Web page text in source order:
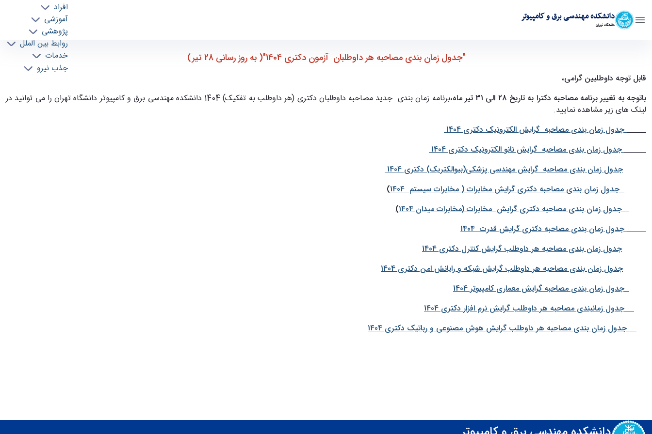
دانشکده مهندسی برق و کامپیوتر
دانشگاه تهران
افراد
آموزشی
پژوهشی
روابط بین الملل
خدمات
جذب نیرو
جدول زمان بندی مصاحبه هر داوطلب آزمون دکتری 1404 - به روز رسانی 28 تیر ماه 1404 - ece- دانشکده مهندسی برق و کامپیوتر"جدول زمان بندی مصاحبه هر داوطلبان آزمون دکتری 1404"( به روز رسانی 28 تیر)
قابل توجه داوطلبین گرامی،
باتوجه به تغییر برنامه مصاحبه دکترا به تاریخ 28 الی 31 تیر ماه،
برنامه زمان بندی جدید مصاحبه داوطلبان دکتری (هر داوطلب به تفکیک) 1404 دانشکده مهندسی برق و کامپیوتر دانشگاه تهران را می توانید در
لینک های زیر مشاهده نمایید.
جدول زمان بندی مصاحبه گرایش الکترونیک دکتری 1404
جدول زمان بندی مصاحبه گرایش نانو الکترونیک دکتری 1404
جدول زمان بندی مصاحبه گرایش مهندسی پزشکی(بیوالکتریک) دکتری 1404
جدول زمان بندی مصاحبه دکتری گرایش مخابرات ( مخابرات سیستم 1404
)
جدول زمان بندی مصاحبه دکتری گرایش مخابرات (مخابرات میدان 1404
)
جدول زمان بندی مصاحبه دکتری گرایش قدرت 1404
جدول زمان بندی مصاحبه هر داوطلب گرایش کنترل دکتری 1404
جدول زمان بندی مصاحبه هر داوطلب گرایش شبکه و رایانش امن دکتری 1404
جدول زمان بندی مصاحبه گرایش معماری کامپیوتر 1404
جدول زمانبندی مصاحبه هر داوطلب گرایش نرم افزار دکتری 1404
جدول زمان بندی مصاحبه هر داوطلب گرایش هوش مصنوعی و رباتیک دکتری 1404